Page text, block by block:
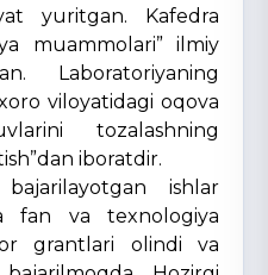
yuritgan. Kafedra
muammolari” ilmiy
Laboratoriyaning
viloyatidagi oqоva
tozalashning
iboratdir.
ishlar
fan va texnologiya
grantlari olindi va